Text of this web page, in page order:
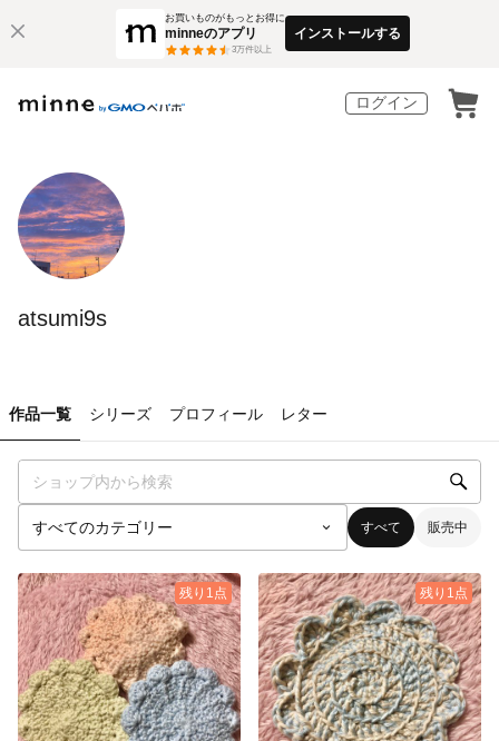
お買いものがもっとお得に
minneのアプリ
3万件以上
インストールする
ログイン
atsumi9s
作品一覧 シリーズ プロフィール レター
すべて 販売中
残り1点 残り1点